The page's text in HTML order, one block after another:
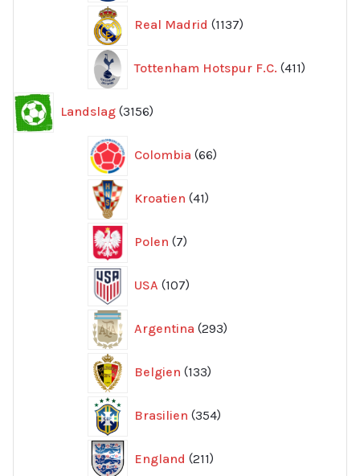
Real Madrid 1137
produkter
Tottenham Hotspur F.C. 411
produkter
Landslag 3156
produkter
Colombia 66
produkter
Kroatien 41
produkter
Polen 7
produkter
USA 107
produkter
Argentina 293
produkter
Belgien 133
produkter
Brasilien 354
produkter
England 211
produkter